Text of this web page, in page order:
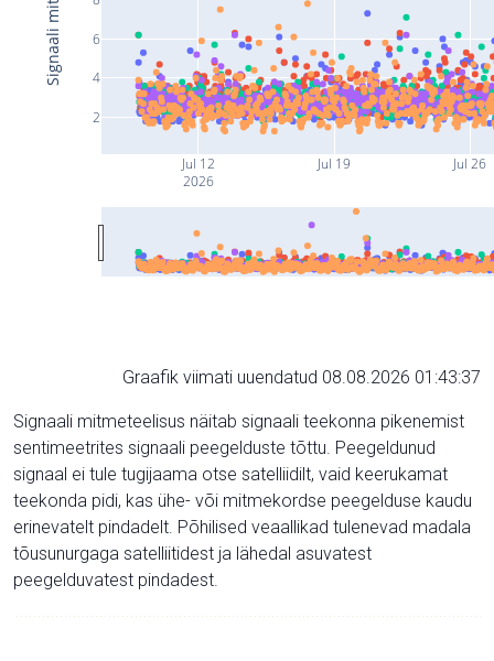
Jul 12
2026
Jul 19 Jul 26
2
4
6
Graafik viimati uuendatud 08.08.2026 01:43:37
Signaali mitmeteelisus näitab signaali teekonna pikenemist
sentimeetrites signaali peegelduste tõttu. Peegeldunud
signaal ei tule tugijaama otse satelliidilt, vaid keerukamat
teekonda pidi, kas ühe- või mitmekordse peegelduse kaudu
erinevatelt pindadelt. Põhilised veaallikad tulenevad madala
tõusunurgaga satelliitidest ja lähedal asuvatest
peegelduvatest pindadest.